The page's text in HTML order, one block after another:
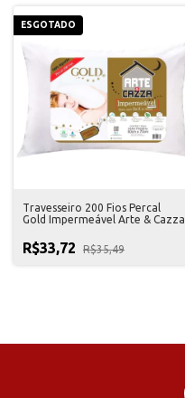
ESGOTADO
Travesseiro 200 Fios Percal
Gold Impermeável Arte & Cazza
R$33,72 R$35,49